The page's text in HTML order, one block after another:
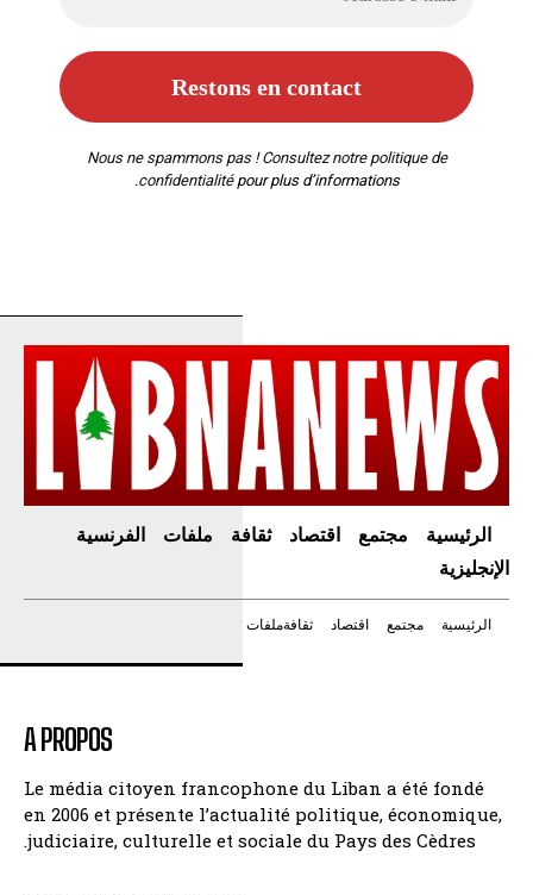
Nous ne spammons pas ! Consultez notre politique de
confidentialitépour plus d’informations.
الرئيسية مجتمع اقتصاد ثقافة ملفات
الفرنسية
الإنجليزية
الرئيسية مجتمع اقتصاد ثقافةملفات
A PROPOS
Le média citoyen francophone du Liban a été fondé
en 2006 et présente l’actualité politique, économique,
judiciaire, culturelle et sociale du Pays des Cèdres.